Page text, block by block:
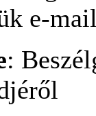
e-
: